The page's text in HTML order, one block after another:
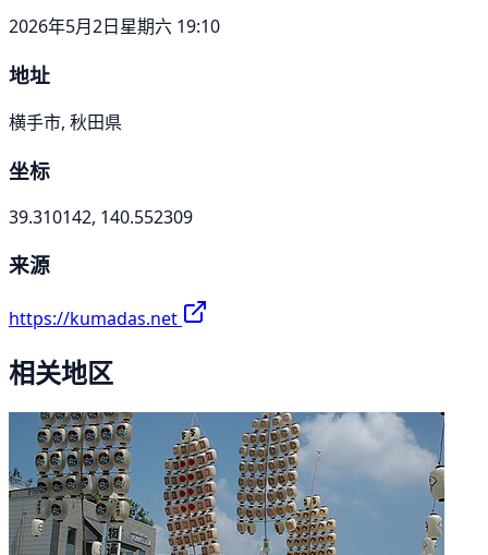
2026年5月2日星期六 19:10
地址
横手市, 秋田県
坐标
39.310142, 140.552309
来源
https://kumadas.net
相关地区